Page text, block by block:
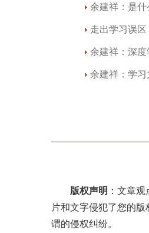
余建祥：是
走出学习误
余建祥：深
余建祥：学
版权声明 ：文章
片和文字侵犯了您的
谓的侵权纠纷。